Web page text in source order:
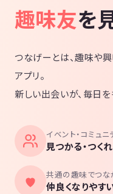
趣味友を
つなげーとは、趣味や
アプリ。
新しい出会いが、毎日を
イベント・コミュニ
見つかる・つく
共通の趣味でつな
仲良くなりやす